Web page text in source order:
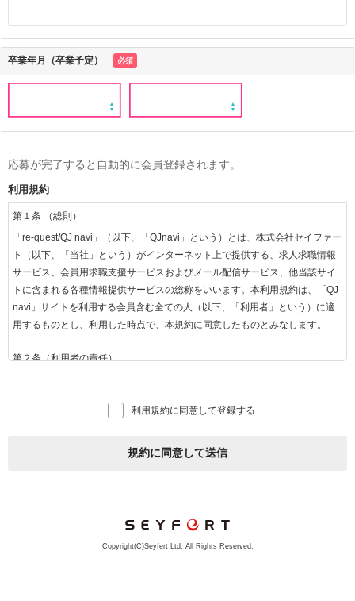
卒業年月（卒業予定） 必須
応募が完了すると自動的に会員登録されます。
利用規約
第１条 （総則）
「re-quest/QJ navi」（以下、「QJnavi」という）とは、株式会社セイファー
ト（以下、「当社」という）がインターネット上で提供する、求人求職情報
サービス、会員用求職支援サービスおよびメール配信サービス、他当該サイ
トに含まれる各種情報提供サービスの総称をいいます。本利用規約は、「QJ
navi」サイトを利用する会員含む全ての人（以下、「利用者」という）に適
用するものとし、利用した時点で、本規約に同意したものとみなします。
第２条（利用者の責任）
2.インターネットを利用する際に必要な費用（通信料等）は全て利用者負担
3.利用者は、「QJnavi」の規約をよく読み、自己の意思および責任をもって
当社との間で「QJnavi」掲載に関する契約を締結した事業者のことをいいま
利用規約に同意して登録する
規約に同意して送信
Copyright(C)Seyfert Ltd. All Rights Reserved.